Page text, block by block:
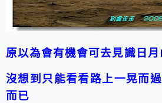
原以為會有機會可去見識日
沒想到只能看看路上一晃而
而已